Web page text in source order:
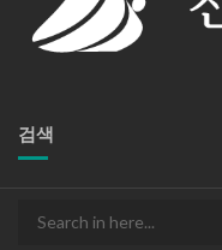
검색